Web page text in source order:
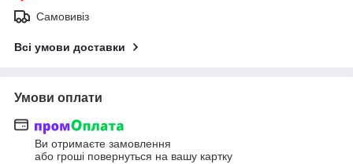
Самовивіз
Всі умови доставки
Умови оплати
Ви отримаєте замовлення
або гроші повернуться на вашу картку